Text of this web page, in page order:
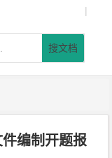
|
搜文档
编制开题报